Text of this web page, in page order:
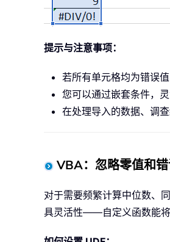
提示与注意事项：
若所有单元格均为错误
您可以通过嵌套条件，
在处理导入的数据、调
VBA：忽略零值和错
对于需要频繁计算中位数、
具灵活性——自定义函数能将